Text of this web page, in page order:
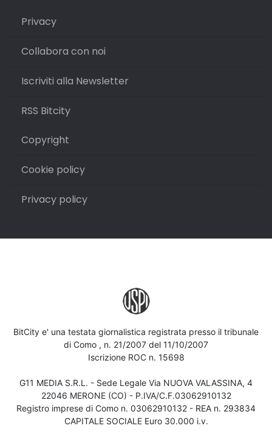
Privacy
Collabora con noi
Iscriviti alla Newsletter
RSS Bitcity
Copyright
Cookie policy
Privacy policy
BitCity e' una testata giornalistica registrata presso il tribunale
di Como , n. 21/2007 del 11/10/2007
Iscrizione ROC n. 15698
G11 MEDIA S.R.L. - Sede Legale Via NUOVA VALASSINA, 4
22046 MERONE (CO) - P.IVA/C.F.03062910132
Registro imprese di Como n. 03062910132 - REA n. 293834
CAPITALE SOCIALE Euro 30.000 i.v.